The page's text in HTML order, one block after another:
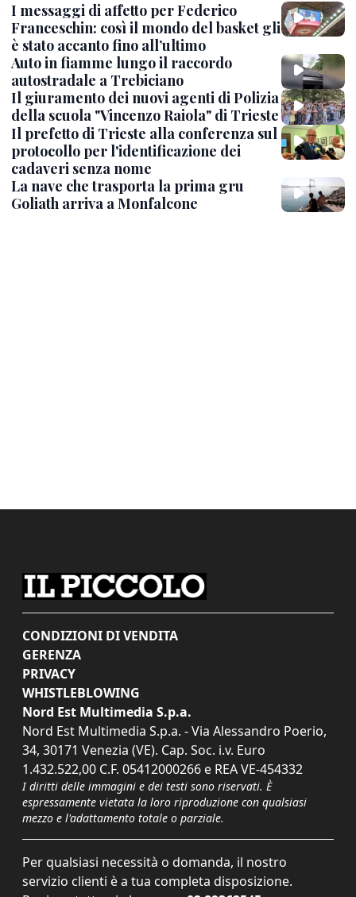
I messaggi di affetto per Federico
Franceschin: così il mondo del basket gli
è stato accanto fino all’ultimo
Auto in fiamme lungo il raccordo
autostradale a Trebiciano
Il giuramento dei nuovi agenti di Polizia
della scuola "Vincenzo Raiola" di Trieste
Il prefetto di Trieste alla conferenza sul
protocollo per l'identificazione dei
cadaveri senza nome
La nave che trasporta la prima gru
Goliath arriva a Monfalcone
CONDIZIONI DI VENDITA
GERENZA
PRIVACY
WHISTLEBLOWING
Nord Est Multimedia S.p.a.
Nord Est Multimedia S.p.a. - Via Alessandro Poerio,
34, 30171 Venezia (VE). Cap. Soc. i.v. Euro
1.432.522,00 C.F. 05412000266 e REA VE-454332
I diritti delle immagini e dei testi sono riservati. È
espressamente vietata la loro riproduzione con qualsiasi
mezzo e l'adattamento totale o parziale.
Per qualsiasi necessità o domanda, il nostro
servizio clienti è a tua completa disposizione.